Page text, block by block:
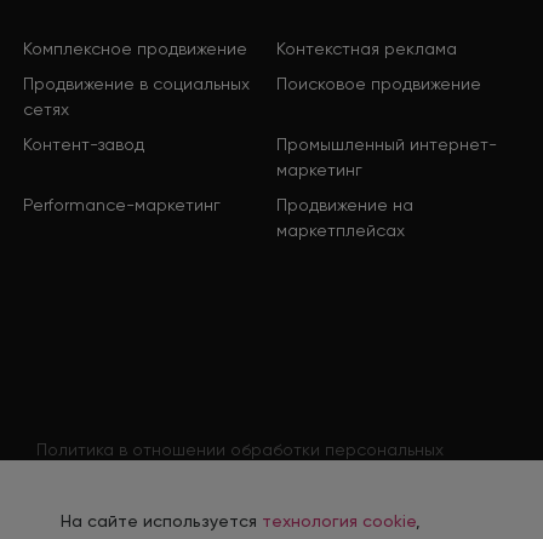
Комплексное продвижение
Контекстная реклама
Продвижение в социальных
сетях
Поисковое продвижение
Контент-завод
Промышленный интернет-
маркетинг
Performance-маркетинг
Продвижение на
маркетплейсах
Политика в отношении обработки персональных
На сайте используется технология cookie